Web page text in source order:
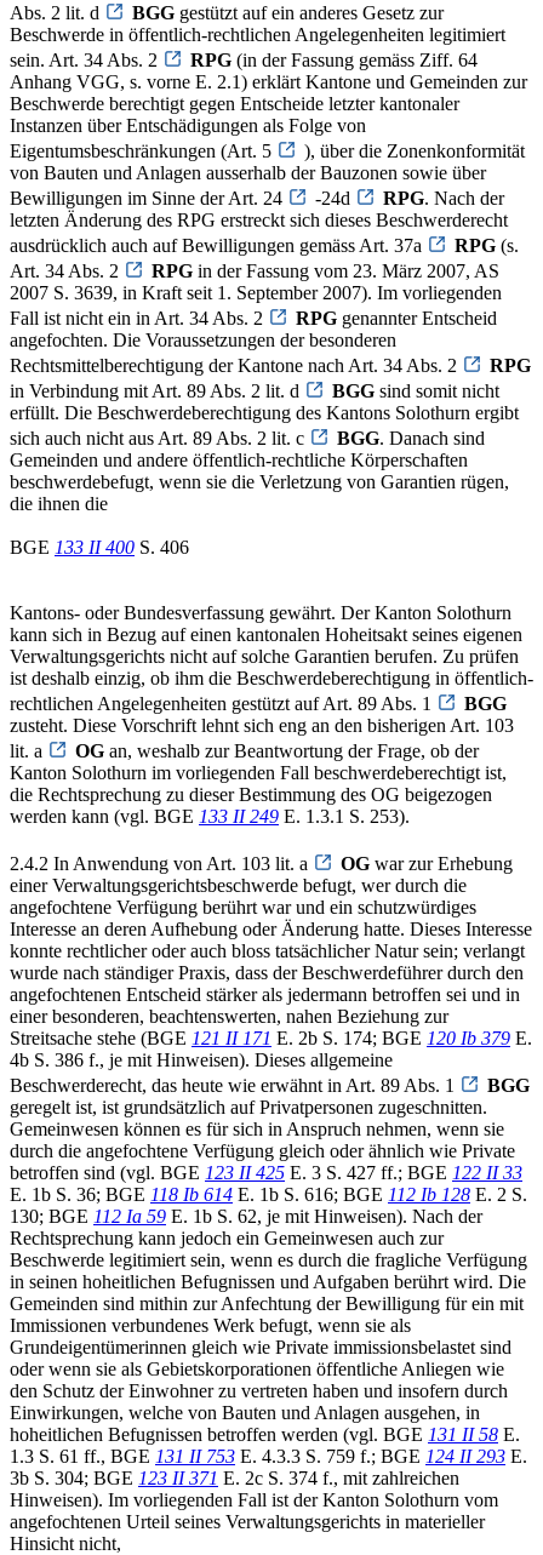
Abs. 2 lit. d BGG gestützt auf ein anderes Gesetz zur
Beschwerde in öffentlich-rechtlichen Angelegenheiten legitimiert
sein. Art. 34 Abs. 2
RPG (in der Fassung gemäss Ziff. 64
Anhang VGG, s. vorne E. 2.1) erklärt Kantone und Gemeinden zur
Beschwerde berechtigt gegen Entscheide letzter kantonaler
Instanzen über Entschädigungen als Folge von
Eigentumsbeschränkungen (Art. 5
), über die Zonenkonformität
von Bauten und Anlagen ausserhalb der Bauzonen sowie über
Bewilligungen im Sinne der Art. 24
-24d RPG. Nach der
letzten Änderung des RPG erstreckt sich dieses Beschwerderecht
ausdrücklich auch auf Bewilligungen gemäss Art. 37a
RPG (s.
Art. 34 Abs. 2
RPG in der Fassung vom 23. März 2007, AS
2007 S. 3639, in Kraft seit 1. September 2007). Im vorliegenden
Fall ist nicht ein in Art. 34 Abs. 2
RPG genannter Entscheid
angefochten. Die Voraussetzungen der besonderen
Rechtsmittelberechtigung der Kantone nach Art. 34 Abs. 2
RPG
in Verbindung mit Art. 89 Abs. 2 lit. d
BGG sind somit nicht
erfüllt. Die Beschwerdeberechtigung des Kantons Solothurn ergibt
sich auch nicht aus Art. 89 Abs. 2 lit. c
BGG. Danach sind
Gemeinden und andere öffentlich-rechtliche Körperschaften
beschwerdebefugt, wenn sie die Verletzung von Garantien rügen,
die ihnen die
BGE 133 II 400 S. 406
Kantons- oder Bundesverfassung gewährt. Der Kanton Solothurn
kann sich in Bezug auf einen kantonalen Hoheitsakt seines eigenen
Verwaltungsgerichts nicht auf solche Garantien berufen. Zu prüfen
ist deshalb einzig, ob ihm die Beschwerdeberechtigung in öffentlich-
rechtlichen Angelegenheiten gestützt auf Art. 89 Abs. 1
BGG
zusteht. Diese Vorschrift lehnt sich eng an den bisherigen Art. 103
lit. a
OG an, weshalb zur Beantwortung der Frage, ob der
Kanton Solothurn im vorliegenden Fall beschwerdeberechtigt ist,
die Rechtsprechung zu dieser Bestimmung des OG beigezogen
werden kann (vgl. BGE 133 II 249 E. 1.3.1 S. 253).
2.4.2 In Anwendung von Art. 103 lit. a OG war zur Erhebung
einer Verwaltungsgerichtsbeschwerde befugt, wer durch die
angefochtene Verfügung berührt war und ein schutzwürdiges
Interesse an deren Aufhebung oder Änderung hatte. Dieses Interesse
konnte rechtlicher oder auch bloss tatsächlicher Natur sein; verlangt
wurde nach ständiger Praxis, dass der Beschwerdeführer durch den
angefochtenen Entscheid stärker als jedermann betroffen sei und in
einer besonderen, beachtenswerten, nahen Beziehung zur
Streitsache stehe (BGE 121 II 171 E. 2b S. 174; BGE 120 Ib 379 E.
4b S. 386 f., je mit Hinweisen). Dieses allgemeine
Beschwerderecht, das heute wie erwähnt in Art. 89 Abs. 1
BGG
geregelt ist, ist grundsätzlich auf Privatpersonen zugeschnitten.
Gemeinwesen können es für sich in Anspruch nehmen, wenn sie
durch die angefochtene Verfügung gleich oder ähnlich wie Private
betroffen sind (vgl. BGE 123 II 425 E. 3 S. 427 ff.; BGE 122 II 33
E. 1b S. 36; BGE 118 Ib 614 E. 1b S. 616; BGE 112 Ib 128 E. 2 S.
130; BGE 112 Ia 59 E. 1b S. 62, je mit Hinweisen). Nach der
Rechtsprechung kann jedoch ein Gemeinwesen auch zur
Beschwerde legitimiert sein, wenn es durch die fragliche Verfügung
in seinen hoheitlichen Befugnissen und Aufgaben berührt wird. Die
Gemeinden sind mithin zur Anfechtung der Bewilligung für ein mit
Immissionen verbundenes Werk befugt, wenn sie als
Grundeigentümerinnen gleich wie Private immissionsbelastet sind
oder wenn sie als Gebietskorporationen öffentliche Anliegen wie
den Schutz der Einwohner zu vertreten haben und insofern durch
Einwirkungen, welche von Bauten und Anlagen ausgehen, in
hoheitlichen Befugnissen betroffen werden (vgl. BGE 131 II 58 E.
1.3 S. 61 ff., BGE 131 II 753 E. 4.3.3 S. 759 f.; BGE 124 II 293 E.
3b S. 304; BGE 123 II 371 E. 2c S. 374 f., mit zahlreichen
Hinweisen). Im vorliegenden Fall ist der Kanton Solothurn vom
angefochtenen Urteil seines Verwaltungsgerichts in materieller
Hinsicht nicht,